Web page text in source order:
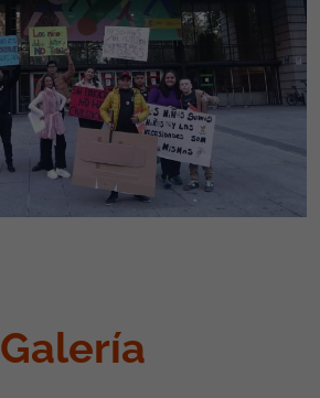
Galería